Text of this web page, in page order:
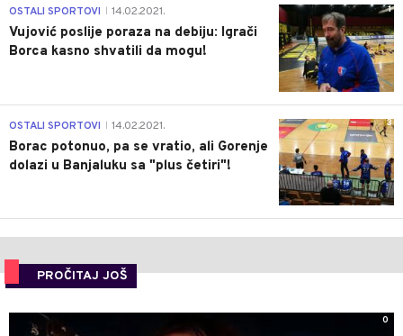
1
OSTALI SPORTOVI 14.02.2021.
Vujović poslije poraza na debiju: Igrači
Borca kasno shvatili da mogu!
3
OSTALI SPORTOVI 14.02.2021.
Borac potonuo, pa se vratio, ali Gorenje
dolazi u Banjaluku sa "plus četiri"!
PROČITAJ JOŠ
0